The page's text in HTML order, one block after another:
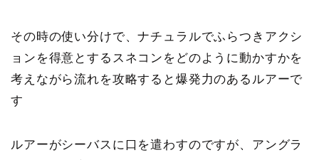
その時の使い分けで、ナチュラルでふらつきアクシ
ョンを得意とするスネコンをどのように動かすかを
考えながら流れを攻略すると爆発力のあるルアーで
す
ルアーがシーバスに口を遣わすのですが、アングラ